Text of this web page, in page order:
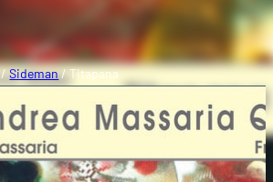
/Sideman / Titapana